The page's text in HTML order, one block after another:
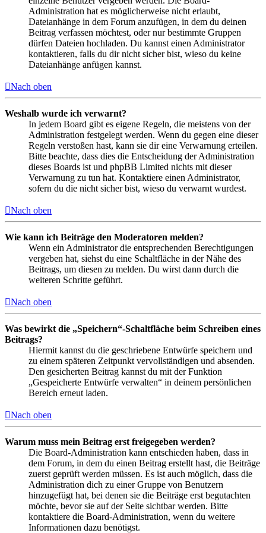
Administration hat es möglicherweise nicht erlaubt,
Dateianhänge in dem Forum anzufügen, in dem du deinen
Beitrag verfassen möchtest, oder nur bestimmte Gruppen
dürfen Dateien hochladen. Du kannst einen Administrator
kontaktieren, falls du dir nicht sicher bist, wieso du keine
Dateianhänge anfügen kannst.
Nach oben
Weshalb wurde ich verwarnt?
In jedem Board gibt es eigene Regeln, die meistens von der
Administration festgelegt werden. Wenn du gegen eine dieser
Regeln verstoßen hast, kann sie dir eine Verwarnung erteilen.
Bitte beachte, dass dies die Entscheidung der Administration
dieses Boards ist und phpBB Limited nichts mit dieser
Verwarnung zu tun hat. Kontaktiere einen Administrator,
sofern du die nicht sicher bist, wieso du verwarnt wurdest.
Nach oben
Wie kann ich Beiträge den Moderatoren melden?
Wenn ein Administrator die entsprechenden Berechtigungen
vergeben hat, siehst du eine Schaltfläche in der Nähe des
Beitrags, um diesen zu melden. Du wirst dann durch die
weiteren Schritte geführt.
Nach oben
Was bewirkt die „Speichern“-Schaltfläche beim Schreiben eines
Beitrags?
Hiermit kannst du die geschriebene Entwürfe speichern und
zu einem späteren Zeitpunkt vervollständigen und absenden.
Den gesicherten Beitrag kannst du mit der Funktion
„Gespeicherte Entwürfe verwalten“ in deinem persönlichen
Bereich erneut laden.
Nach oben
Warum muss mein Beitrag erst freigegeben werden?
Die Board-Administration kann entschieden haben, dass in
dem Forum, in dem du einen Beitrag erstellt hast, die Beiträge
zuerst geprüft werden müssen. Es ist auch möglich, dass die
Administration dich zu einer Gruppe von Benutzern
hinzugefügt hat, bei denen sie die Beiträge erst begutachten
möchte, bevor sie auf der Seite sichtbar werden. Bitte
kontaktiere die Board-Administration, wenn du weitere
Informationen dazu benötigst.